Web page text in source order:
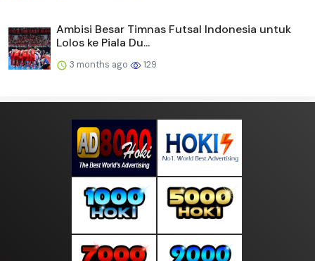
Ambisi Besar Timnas Futsal Indonesia untuk
Lolos ke Piala Du...
3 months ago 129